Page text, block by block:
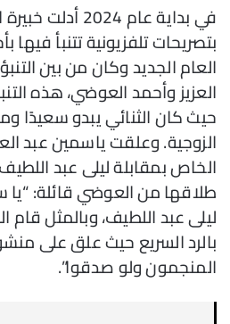
في بداية عام
بتصريحات تلفزيونية تتنبأ
العام الجديد وكان من بين
العزيز وأحمد العوضي، هذه
حيث كان الثنائي يبدو سعيدًا
الزوجية. وعلقت ياسمين عبد
الخاص بمقابلة ليلى عبد
طلاقها من العوضي قائلة: “يا
ليلى عبد اللطيف، وبالمثل
بالرد السريع حيث علق على
المنجمون ولو صدقوا”.